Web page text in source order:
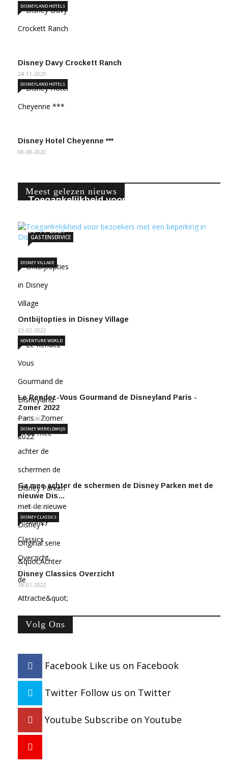
Disney Davy Crockett Ranch
DISNEYLAND HOTELS
24-11-2020
Disney Hotel Cheyenne ***
DISNEYLAND HOTELS
08-08-2020
Meest gelezen nieuws
Toegankelijkheid voor bezoekers met
30-11-2021 338132
GASTENSERVICE
Ontbijtopties in Disney Village
DISNEY VILLAGE
23-02-2022
Le Rendez-Vous Gourmand de Disneyland Paris -
Zomer 2022
ADVENTURE WORLD
03-06-2022
Ga mee achter de schermen de Disney Parken met de
nieuwe Dis…
DISNEY WERELDWIJD
08-06-2021
Disney Classics Overzicht
DISNEY CLASSICS
18-01-2022
Volg Ons
Facebook Like us on Facebook
Twitter Follow us on Twitter
Youtube Subscribe on Youtube